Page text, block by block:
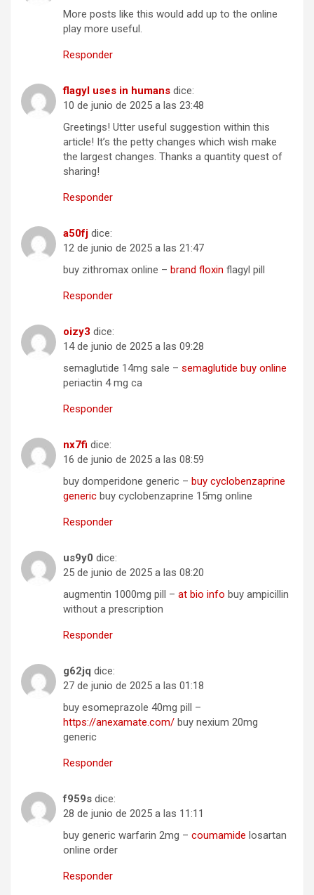
More posts like this would add up to the online
play more useful.
Responder
flagyl uses in humans dice:
10 de junio de 2025 a las 23:48
Greetings! Utter useful suggestion within this
article! It’s the petty changes which wish make
the largest changes. Thanks a quantity quest of
sharing!
Responder
a50fj dice:
12 de junio de 2025 a las 21:47
buy zithromax online – brand floxin flagyl pill
Responder
oizy3 dice:
14 de junio de 2025 a las 09:28
semaglutide 14mg sale – semaglutide buy online
periactin 4 mg ca
Responder
nx7fi dice:
16 de junio de 2025 a las 08:59
buy domperidone generic – buy cyclobenzaprine
generic buy cyclobenzaprine 15mg online
Responder
us9y0 dice:
25 de junio de 2025 a las 08:20
augmentin 1000mg pill – at bio info buy ampicillin
without a prescription
Responder
g62jq dice:
27 de junio de 2025 a las 01:18
buy esomeprazole 40mg pill –
https://anexamate.com/ buy nexium 20mg
generic
Responder
f959s dice:
28 de junio de 2025 a las 11:11
buy generic warfarin 2mg – coumamide losartan
online order
Responder